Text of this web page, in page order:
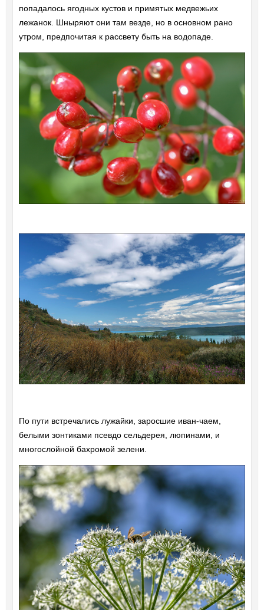
попадалось ягодных кустов и примятых медвежьих
лежанок. Шныряют они там везде, но в основном рано
утром, предпочитая к рассвету быть на водопаде.
По пути встречались лужайки, заросшие иван-чаем,
белыми зонтиками псевдо сельдерея, люпинами, и
многослойной бахромой зелени.